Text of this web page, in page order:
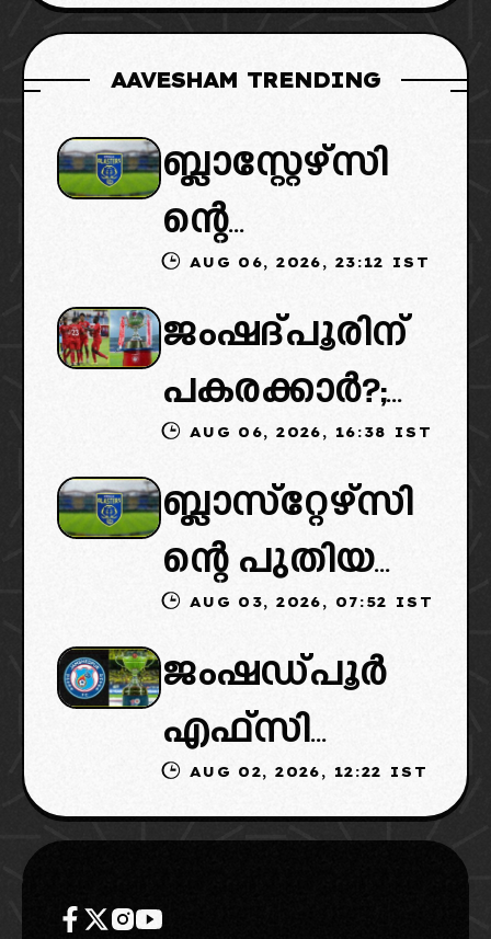
AAVESHAM TRENDING
ബ്ലാസ്റ്റേഴ്സി
ന്റെ
കൈമാറ്റത്തി
ൽ ട്വിസ്റ്റ്:
പുതിയ
ഉടമകളെത്താ
ൻ വൈകും,
കോടതിയുടെ
നീക്കവും
നിർണായകം
AUG 06, 2026, 23:12 IST
ജംഷദ്പൂരിന്
പകരക്കാർ?;
ഐഎസ്എല്ലി
ൽ പുതിയ
ടീമിനെ
ഉൾപ്പെടുത്താ
ൻ
എഐഎഫ്എ
ഫ്: വരുന്നത്
ഗോവൻ
ലെജൻഡറി
AUG 06, 2026, 16:38 IST
ബ്ലാസ്‌റ്റേഴ്‌സി
ന്റെ പുതിയ
ഉടമകളിൽ
മലബാറിൽ
നിന്നുള്ള
ബിസിനസ്
ഗ്രൂപ്പും:
ക്ലബ്ബിന്റെ
AUG 03, 2026, 07:52 IST
ജംഷഡ്പൂർ
എഫ്സി
മടങ്ങിവരും!:
തിരിച്ചെത്തി
ക്കാൻ
AUG 02, 2026, 12:22 IST